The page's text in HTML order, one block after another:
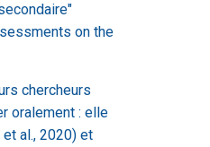
on the
chercheurs
oralement : elle
al., 2020) et